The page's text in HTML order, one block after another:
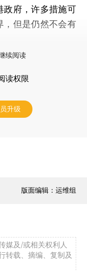
政府，许多措施可
，但是仍然不会有
续阅读
读权限
升级
版面编辑：运维组
媒及/或相关权利人
转载、摘编、复制及